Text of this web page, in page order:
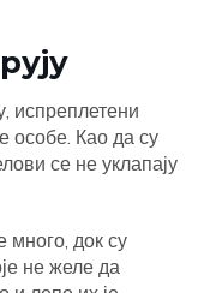
испреплетени
особе. Као да су
се не уклапају
много, док су
не желе да